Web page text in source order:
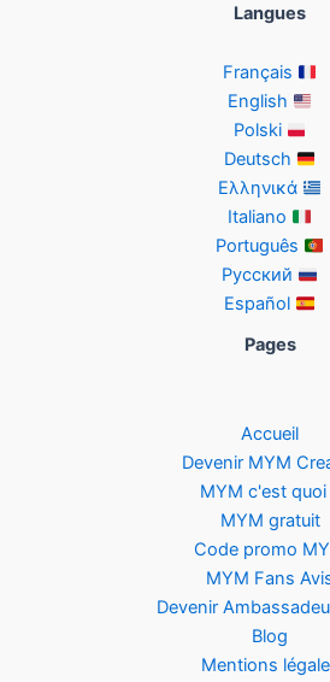
Langues
Français
English
Polski
Deutsch
Ελληνικά
Italiano
Português
Русский
Español
Pages
Accueil
Devenir MYM
MYM c'est quoi
MYM gratuit
Code promo
MYM Fans
Devenir
Blog
Mentions